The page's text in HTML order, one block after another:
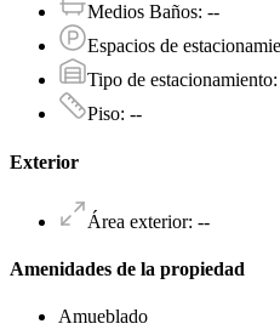
Medios Baños: --
Espacios de
Tipo de estacionamiento:
Piso: --
Exterior
Área exterior: --
Amenidades de la propiedad
Amueblado